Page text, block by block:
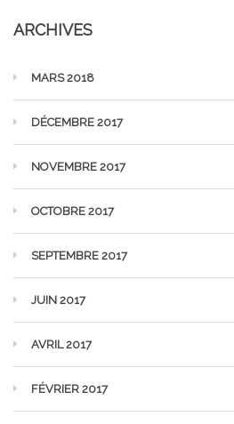
ARCHIVES
MARS 2018
DÉCEMBRE 2017
NOVEMBRE 2017
OCTOBRE 2017
SEPTEMBRE 2017
JUIN 2017
AVRIL 2017
FÉVRIER 2017